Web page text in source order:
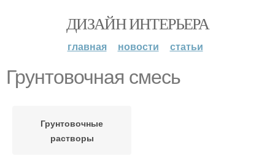
ДИЗАЙН ИНТЕРЬЕРА
главная новости статьи
Грунтовочная смесь
Грунтовочные
растворы